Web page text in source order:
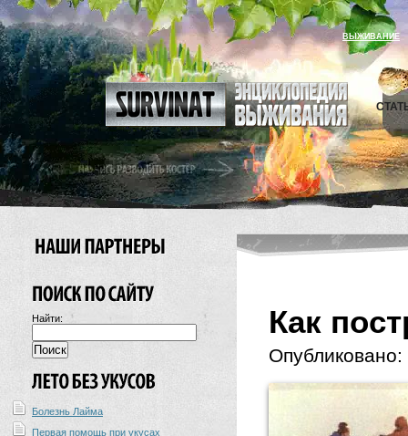
ВЫЖИВАНИЕ
Найти:
Болезнь Лайма
Первая помощь при укусах
Как
Опубликовано: